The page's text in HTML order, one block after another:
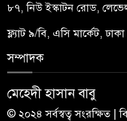
৮৭, নিউ ইস্কাটন রোড,
ফ্ল্যাট ৯/বি, এসি মার্কেট,
সম্পাদক
মেহেদী হাসান বাবু
© ২০২৪ সর্বস্বত্ব সংরক্ষিত |